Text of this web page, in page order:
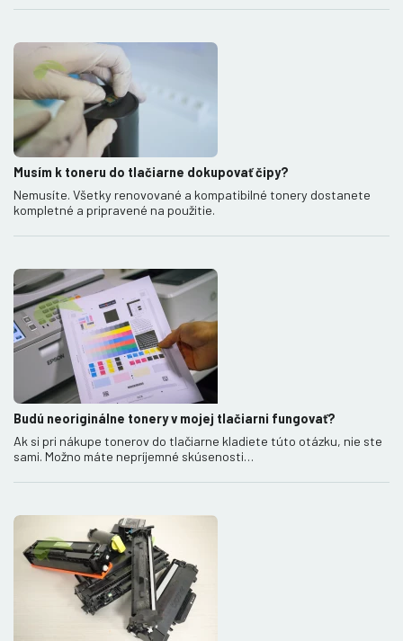
Musím k toneru do tlačiarne dokupovať čipy?
Nemusíte. Všetky renovované a kompatibilné tonery dostanete
kompletné a pripravené na použitie.
Budú neoriginálne tonery v mojej tlačiarni fungovať?
Ak si pri nákupe tonerov do tlačiarne kladiete túto otázku, nie ste
sami. Možno máte nepríjemné skúsenosti…